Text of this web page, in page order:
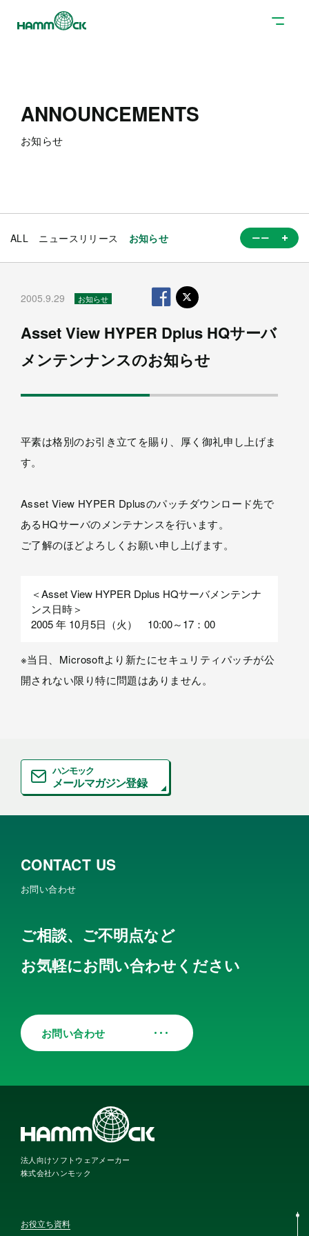
ANNOUNCEMENTS
お知らせ
2005.9.29 お知らせ
Asset View HYPER Dplus HQサーバ
メンテンナンスのお知らせ
平素は格別のお引き立てを賜り、厚く御礼申し上げま
す。
Asset View HYPER Dplusのパッチダウンロード先で
あるHQサーバのメンテナンスを行います。
ご了解のほどよろしくお願い申し上げます。
＜Asset View HYPER Dplus HQサーバメンテンナ
ンス日時＞
2005 年 10月5日（火） 10:00～17：00
※当日、Microsoftより新たにセキュリティパッチが公
開されない限り特に問題はありません。
ハンモック
メールマガジン登録
ALL ニュースリリース お知らせ
CONTACT US
お問い合わせ
ご相談、ご不明点など
お気軽にお問い合わせください
お問い合わせ
法人向けソフトウェアメーカー
株式会社ハンモック
お役立ち資料